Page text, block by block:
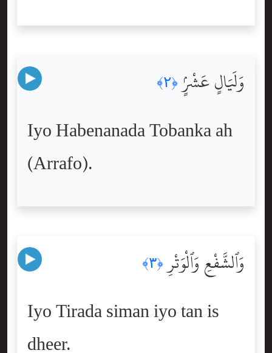
وَلَيَالٍ عَشْرٍۢ ﴿٢﴾
Iyo Habenanada Tobanka ah
(Arrafo).
وَٱلشَّفْعِ وَٱلْوَتْرِ﴿٣﴾
Iyo Tirada siman iyo tan is
dheer.